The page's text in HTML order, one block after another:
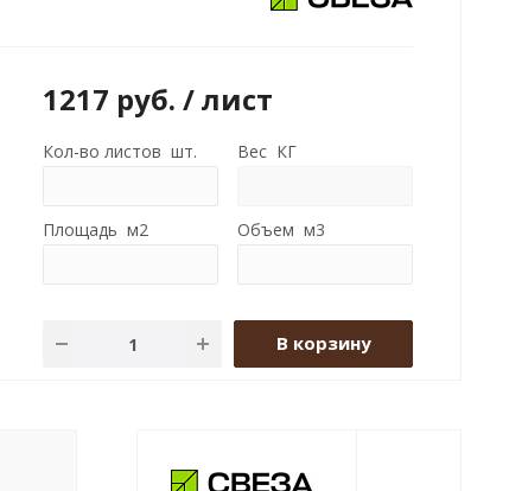
1217 руб. / лист
Кол-во листов шт. Вес КГ
Площадь м2 Объем м3
В корзину